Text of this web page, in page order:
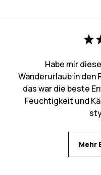
Habe mir
Wanderurlaub in den
das war die beste
Feuchtigkeit und
Mehr